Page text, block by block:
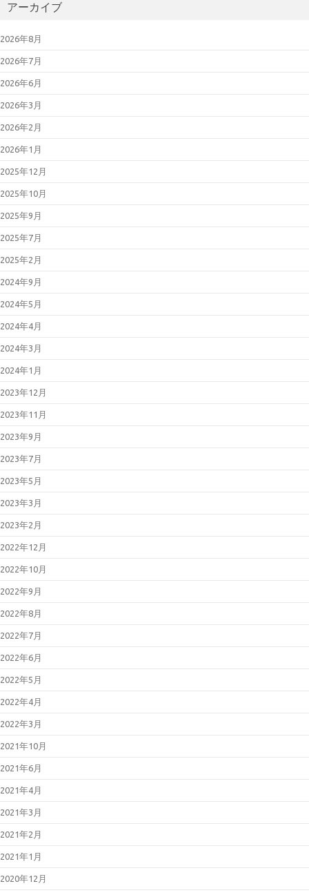
いて(2026年6月)
MailSuite」におけるスタックベー
弱性について（JVN#35567473）
脆弱性対策について(2026年5月)
Networks製PAN-OSの脆弱性対策
2026年05月07日
31431、Copy Fail)
策について(CVE-2026-31431、
2026年04月27日
Secure FTDの脆弱性について
2026年04月22日
2026年04月15日
いて(2026年4月)_2
脆弱性対策について(2026年4月)
および Reader の脆弱性対策につ
2026年04月08日
Type」における複数の脆弱性につ
いて（JVN#66473735）
2026年03月11日
脆弱性対策について(2026年3月)
2026年03月11日
および Reader の脆弱性対策につ
いて(2026年3月)
2026年02月25日
エンドポイントマネージャー オン
プレミス版」におけるパストラバ
ーサルの脆弱性について
（JVN#79096585）
2026年02月13日
けるOSコマンドインジェクション
の脆弱性について
2026年02月12日
2026年01月23日
13878）
弱性対策について(2026年1月)
Email Gatewayの脆弱性対策につ
2026年01月14日
2025年12月23日
(CVE-2025-14733)
ける認証回避の脆弱性について
2025年12月12日
性について（CVE-2025-55182）
アーカイブ
2026年8月
2026年7月
2026年6月
2026年3月
2026年2月
2026年1月
2025年12月
2025年10月
2025年9月
2025年7月
2025年2月
2024年9月
2024年5月
2024年4月
2024年3月
2024年1月
2023年12月
2023年11月
2023年9月
2023年7月
2023年5月
2023年3月
2023年2月
2022年12月
2022年10月
2022年9月
2022年8月
2022年7月
2022年6月
2022年5月
2022年4月
2022年3月
2021年10月
2021年6月
2021年4月
2021年3月
2021年2月
2021年1月
2020年12月